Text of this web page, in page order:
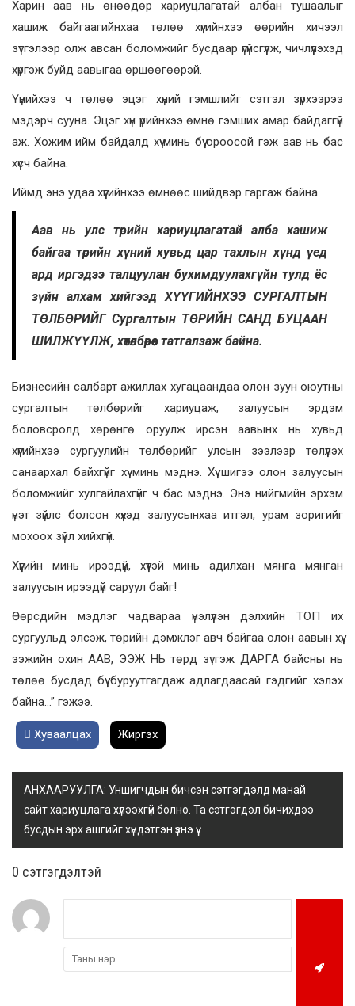
Харин аав нь өнөөдөр хариуцлагатай албан тушаалыг
хашиж байгаагийнхаа төлөө хүүгийнхээ өөрийн хичээл
зүтгэлээр олж авсан боломжийг бусдаар үгүйсгүүлж, чичлүүлэхэд
хүргэж буйд аавыгаа өршөөгөөрэй.
Үүнийхээ ч төлөө эцэг хүний гэмшлийг сэтгэл зүрхээрээ
мэдэрч сууна. Эцэг хүн үрийнхээ өмнө гэмших амар байдаггүй
аж. Хожим ийм байдалд хүү минь бүү ороосой гэж аав нь бас
хүсч байна.
Иймд энэ удаа хүүгийнхээ өмнөөс шийдвэр гаргаж байна.
Аав нь улс төрийн хариуцлагатай алба хашиж
байгаа төрийн хүний хувьд цар тахлын хүнд үед
ард иргэдээ талцуулан бухимдуулахгүйн тулд ёс
зүйн алхам хийгээд ХҮҮГИЙНХЭЭ СУРГАЛТЫН
ТӨЛБӨРИЙГ Сургалтын ТӨРИЙН САНД БУЦААН
ШИЛЖҮҮЛЖ, хөтөлбөрөөс татгалзаж байна.
Бизнесийн салбарт ажиллах хугацаандаа олон зуун оюутны
сургалтын төлбөрийг хариуцаж, залуусын эрдэм
боловсролд хөрөнгө оруулж ирсэн аавынх нь хувьд
хүүгийнхээ сургуулийн төлбөрийг улсын зээлээр төлүүлэх
санаархал байхгүйг хүү минь мэднэ. Хүү шигээ олон залуусын
боломжийг хулгайлахгүйг ч бас мэднэ. Энэ нийгмийн эрхэм
үнэт зүйлс болсон хүүхэд залуусынхаа итгэл, урам зоригийг
мохоох зүйл хийхгүй.
Хүүгийн минь ирээдүй, хүүтэй минь адилхан мянга мянган
залуусын ирээдүй саруул байг!
Өөрсдийн мэдлэг чадвараа үнэлүүлэн дэлхийн ТОП их
сургуульд элсэж, төрийн дэмжлэг авч байгаа олон аавын хүү,
ээжийн охин ААВ, ЭЭЖ НЬ төрд зүтгэж ДАРГА байсны нь
төлөө бусдад бүү буруутгагдаж адлагдаасай гэдгийг хэлэх
байна…” гэжээ.
Хуваалцах Жиргэх
АНХААРУУЛГА: Уншигчдын бичсэн сэтгэгдэлд манай
сайт хариуцлага хүлээхгүй болно. Та сэтгэгдэл бичихдээ
бусдын эрх ашгийг хүндэтгэн үзнэ үү.
0 cэтгэгдэлтэй